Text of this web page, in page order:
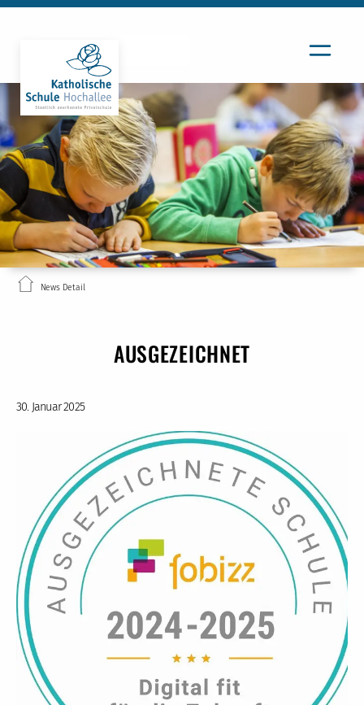
News Detail
AUSGEZEICHNET
30. Januar 2025